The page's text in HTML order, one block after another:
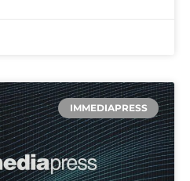
IMMEDIAPRESS